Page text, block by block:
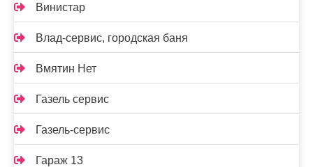
Винистар
Влад-сервис, городская баня
Вмятин Нет
Газель сервис
Газель-сервис
Гараж 13